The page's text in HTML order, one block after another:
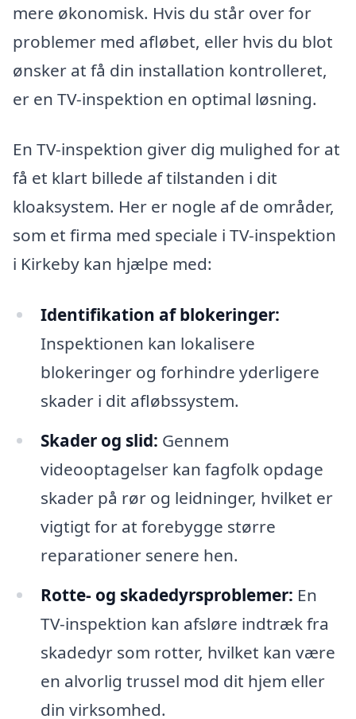
mere økonomisk. Hvis du står over for
problemer med afløbet, eller hvis du blot
ønsker at få din installation kontrolleret,
er en TV-inspektion en optimal løsning.
En TV-inspektion giver dig mulighed for at
få et klart billede af tilstanden i dit
kloaksystem. Her er nogle af de områder,
som et firma med speciale i TV-inspektion
i Kirkeby kan hjælpe med:
Identifikation af blokeringer:
Inspektionen kan lokalisere
blokeringer og forhindre yderligere
skader i dit afløbssystem.
Skader og slid: Gennem
videooptagelser kan fagfolk opdage
skader på rør og leidninger, hvilket er
vigtigt for at forebygge større
reparationer senere hen.
Rotte- og skadedyrsproblemer: En
TV-inspektion kan afsløre indtræk fra
skadedyr som rotter, hvilket kan være
en alvorlig trussel mod dit hjem eller
din virksomhed.